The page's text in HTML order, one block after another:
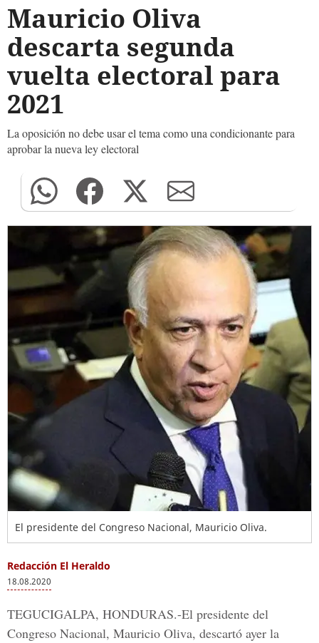
Mauricio Oliva
descarta segunda
vuelta electoral para
2021
La oposición no debe usar el tema como una condicionante para
aprobar la nueva ley electoral
El presidente del Congreso Nacional, Mauricio Oliva.
Redacción El Heraldo
18.08.2020
TEGUCIGALPA, HONDURAS.-El presidente del
Congreso Nacional, Mauricio Oliva, descartó ayer la